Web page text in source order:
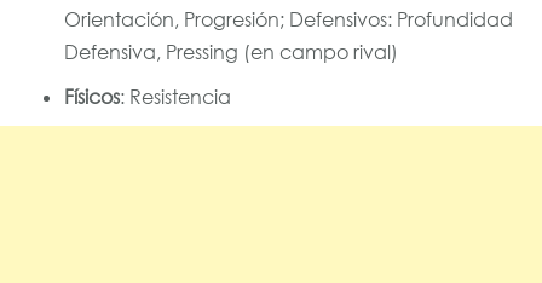
Orientación, Progresión; Defensivos: Profundidad
Defensiva, Pressing (en campo rival)
Físicos: Resistencia